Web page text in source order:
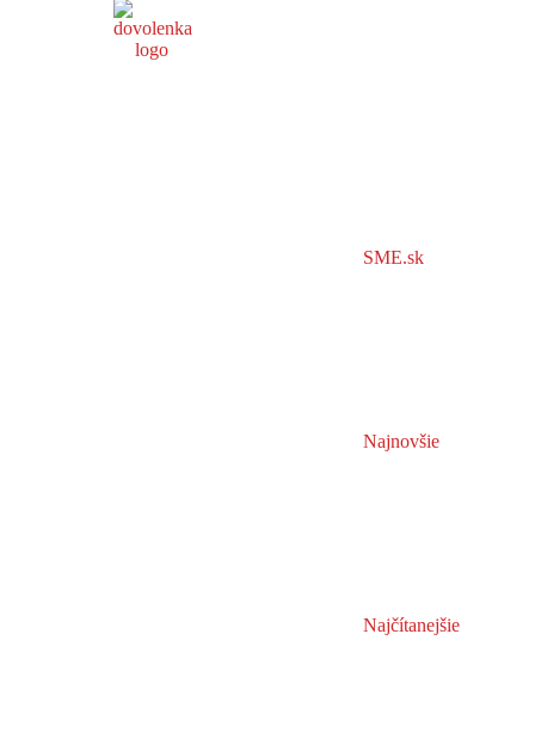
SME.sk
Najnovšie
Najčítanejšie